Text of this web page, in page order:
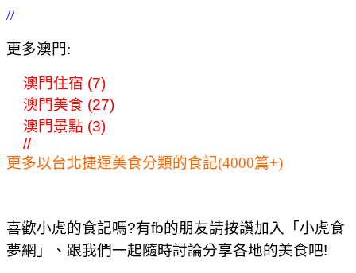
//
更多澳門:
澳門住宿 (7)
澳門美食 (27)
澳門景點 (3)
//
更多以台北捷運美食分類的食記(4000篇+)
喜歡小虎的食記嗎?有fb的朋友請按讚加入「小虎食
夢網」、跟我們一起隨時討論分享各地的美食吧!